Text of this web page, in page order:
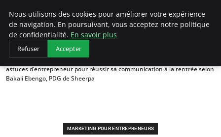
LECFCM
Accueil
Marketing pour entrepreneurs
astuces d’entrepreneur pour réussir sa communication à la rentrée selon
Bakali Ebengo, PDG de Sheerpa
MARKETING POUR ENTREPRENEURS
Nous utilisons des cookies pour améliorer votre expérience
de navigation. En poursuivant, vous acceptez notre politique
de confidentialité. En savoir plus
Refuser Accepter